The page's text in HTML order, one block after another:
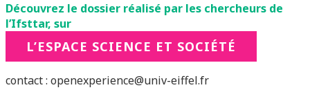
Découvrez le dossier réalisé par les chercheurs de
l’Ifsttar, sur
L’ESPACE SCIENCE ET SOCIÉTÉ
contact : openexperience@univ-eiffel.fr